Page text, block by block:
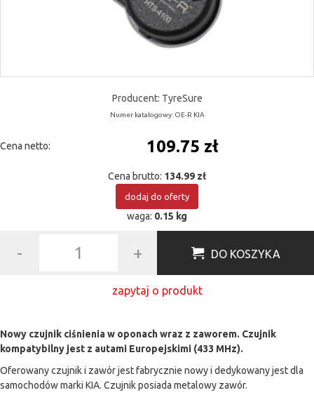
Producent: TyreSure
Numer katalogowy: OE-R KIA
Cena netto: 109.75 zł
Cena brutto: 134.99 zł
dodaj do oferty
waga: 0.15 kg
- + DO KOSZYKA
zapytaj o produkt
Nowy czujnik ciśnienia w oponach wraz z zaworem. Czujnik
kompatybilny jest z autami Europejskimi (433 MHz).
Oferowany czujnik i zawór jest fabrycznie nowy i dedykowany jest dla
samochodów marki KIA. Czujnik posiada metalowy zawór.